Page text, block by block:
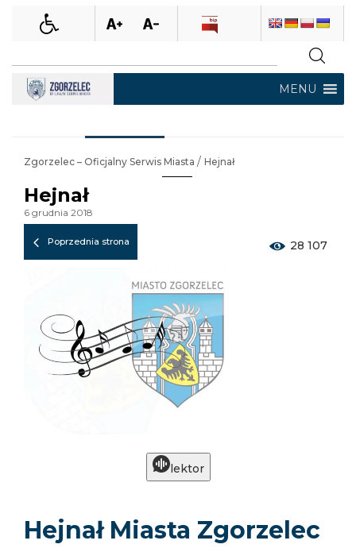
MENU
Zgorzelec – Oficjalny Serwis Miasta / Hejnał
Hejnał
6 grudnia 2018
Poprzednia strona 28 107
lektor
Hejnał Miasta Zgorzelec